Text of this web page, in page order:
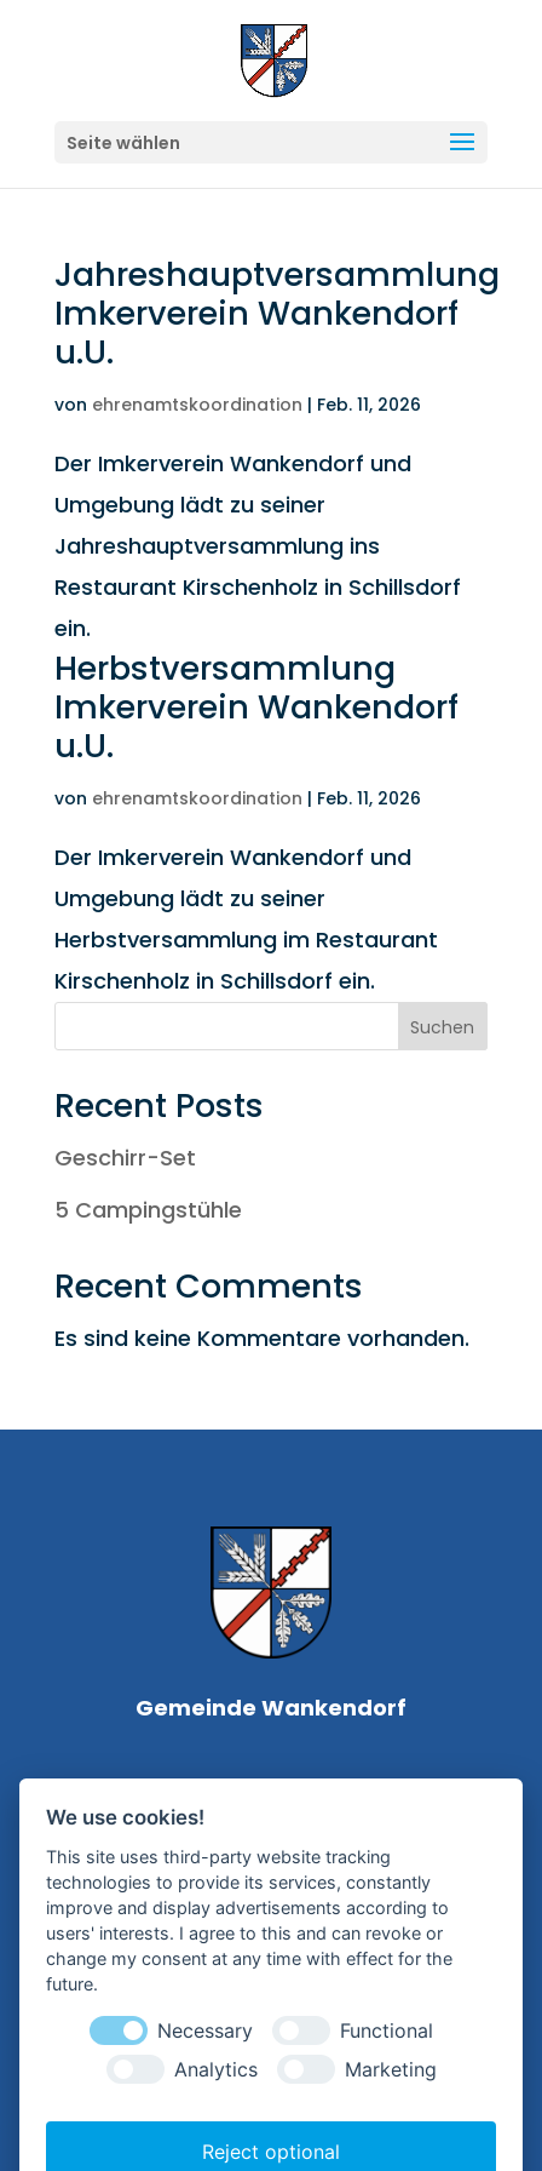
Seite wählen
Jahreshauptversammlung
Imkerverein Wankendorf
u.U.
von ehrenamtskoordination | Feb. 11, 2026
Der Imkerverein Wankendorf und
Umgebung lädt zu seiner
Jahreshauptversammlung ins
Restaurant Kirschenholz in Schillsdorf
ein.
Herbstversammlung
Imkerverein Wankendorf
u.U.
von ehrenamtskoordination | Feb. 11, 2026
Der Imkerverein Wankendorf und
Umgebung lädt zu seiner
Herbstversammlung im Restaurant
Kirschenholz in Schillsdorf ein.
Suchen
Recent Posts
Geschirr-Set
5 Campingstühle
Recent Comments
Es sind keine Kommentare vorhanden.
Gemeinde Wankendorf
Bürgermeisterin Silke Roßmann
Kampstraße 1
24601 Wankendorf
Tel.:+49 (0) 4326 – 99 79-0
Mail:
buergermeisterin@wankendorf.de
We use cookies!
This site uses third-party website tracking
technologies to provide its services, constantly
improve and display advertisements according to
users' interests. I agree to this and can revoke or
change my consent at any time with effect for the
future.
Necessary
Functional
Analytics
Marketing
Reject optional